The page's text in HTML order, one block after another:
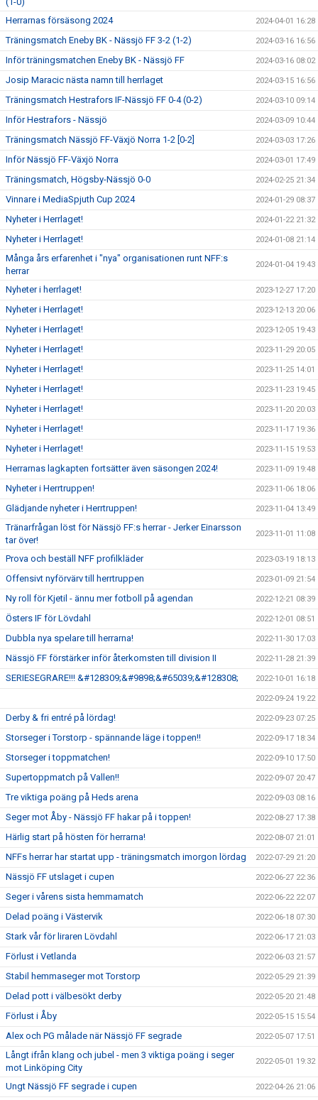
Herrarnas försäsong 2024
2024-04-01 16:28
Träningsmatch Eneby BK - Nässjö FF 3-2 (1-2) 2024-03-16 16:56
Inför träningsmatchen Eneby BK - Nässjö FF 2024-03-16 08:02
Josip Maracic nästa namn till herrlaget 2024-03-15 16:56
Träningsmatch Hestrafors IF-Nässjö FF 0-4 (0-2) 2024-03-10 09:14
Inför Hestrafors - Nässjö 2024-03-09 10:44
Träningsmatch Nässjö FF-Växjö Norra 1-2 [0-2] 2024-03-03 17:26
Inför Nässjö FF-Växjö Norra 2024-03-01 17:49
Träningsmatch, Högsby-Nässjö 0-0 2024-02-25 21:34
Vinnare i MediaSpjuth Cup 2024 2024-01-29 08:37
Nyheter i Herrlaget! 2024-01-22 21:32
Nyheter i Herrlaget! 2024-01-08 21:14
Många års erfarenhet i "nya" organisationen runt NFF:s
herrar
2024-01-04 19:43
Nyheter i herrlaget! 2023-12-27 17:20
Nyheter i Herrlaget! 2023-12-13 20:06
Nyheter i Herrlaget! 2023-12-05 19:43
Nyheter i Herrlaget! 2023-11-29 20:05
Nyheter i Herrlaget! 2023-11-25 14:01
Nyheter i Herrlaget! 2023-11-23 19:45
Nyheter i Herrlaget! 2023-11-20 20:03
Nyheter i Herrlaget! 2023-11-17 19:36
Nyheter i Herrlaget! 2023-11-15 19:53
Herrarnas lagkapten fortsätter även säsongen 2024! 2023-11-09 19:48
Nyheter i Herrtruppen! 2023-11-06 18:06
Glädjande nyheter i Herrtruppen! 2023-11-04 13:49
Tränarfrågan löst för Nässjö FF:s herrar - Jerker Einarsson
tar över!
2023-11-01 11:08
Prova och beställ NFF profilkläder 2023-03-19 18:13
Offensivt nyförvärv till herrtruppen 2023-01-09 21:54
Ny roll för Kjetil - ännu mer fotboll på agendan 2022-12-21 08:39
Östers IF för Lövdahl 2022-12-01 08:51
Dubbla nya spelare till herrarna! 2022-11-30 17:03
Nässjö FF förstärker inför återkomsten till division II 2022-11-28 21:39
SERIESEGRARE!!! &#128309;&#9898;&#65039;&#128308; 2022-10-01 16:18
2022-09-24 19:22
Derby & fri entré på lördag! 2022-09-23 07:25
Storseger i Torstorp - spännande läge i toppen!! 2022-09-17 18:34
Storseger i toppmatchen! 2022-09-10 17:50
Supertoppmatch på Vallen!! 2022-09-07 20:47
Tre viktiga poäng på Heds arena 2022-09-03 08:16
Seger mot Åby - Nässjö FF hakar på i toppen! 2022-08-27 17:38
Härlig start på hösten för herrarna! 2022-08-07 21:01
NFFs herrar har startat upp - träningsmatch imorgon lördag 2022-07-29 21:20
Nässjö FF utslaget i cupen 2022-06-27 22:36
Seger i vårens sista hemmamatch 2022-06-22 22:07
Delad poäng i Västervik 2022-06-18 07:30
Stark vår för liraren Lövdahl 2022-06-17 21:03
Förlust i Vetlanda 2022-06-03 21:57
Stabil hemmaseger mot Torstorp 2022-05-29 21:39
Delad pott i välbesökt derby 2022-05-20 21:48
Förlust i Åby 2022-05-15 15:54
Alex och PG målade när Nässjö FF segrade 2022-05-07 17:51
Långt ifrån klang och jubel - men 3 viktiga poäng i seger
mot Linköping City
2022-05-01 19:32
Ungt Nässjö FF segrade i cupen 2022-04-26 21:06